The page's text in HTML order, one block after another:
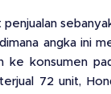
angka ini
ke konsumen
72 unit,